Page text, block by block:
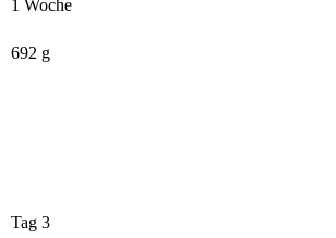
1 Woche
692 g
Tag 3